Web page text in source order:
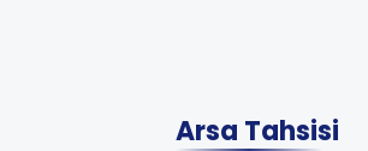
Arsa Tahsisi